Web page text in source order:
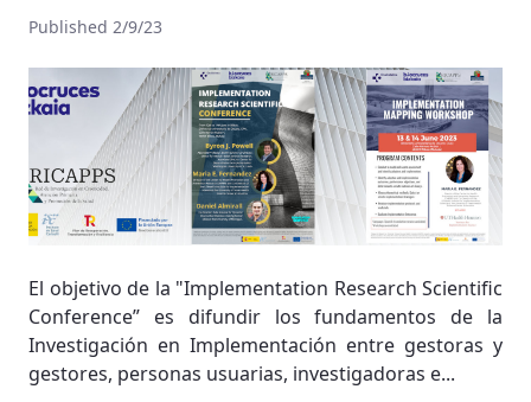
Published 2/9/23
El objetivo de la "Implementation Research Scientific
Conference” es difundir los fundamentos de la
Investigación en Implementación entre gestoras y
gestores, personas usuarias, investigadoras e...